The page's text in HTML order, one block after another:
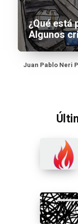
¿Qué está
Algunos
Juan Pablo Neri